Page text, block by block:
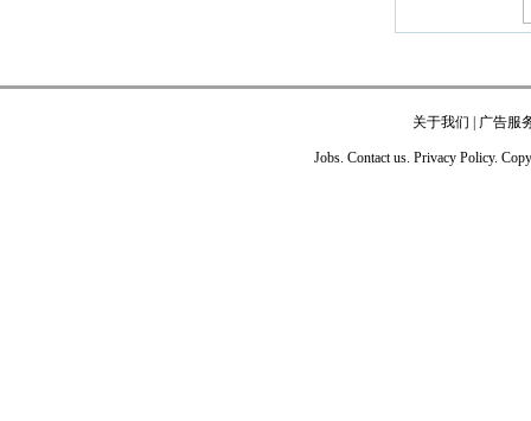
关于我们 广告服
Jobs. Contact us. Privacy Policy.